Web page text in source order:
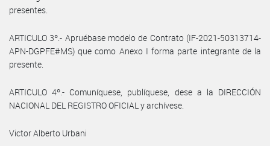
presentes.
ARTICULO 3º.- Apruébase modelo de Contrato (IF-2021-50313714-
APN-DGPFE#MS) que como Anexo I forma parte integrante de la
presente.
ARTICULO 4º.- Comuníquese, publíquese, dese a la DIRECCIÓN
NACIONAL DEL REGISTRO OFICIAL y archívese.
Victor Alberto Urbani